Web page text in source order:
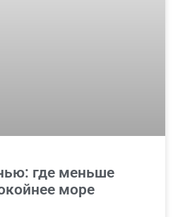
где меньше
море